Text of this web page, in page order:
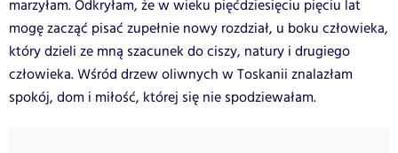
marzyłam. Odkryłam, że w wieku pięćdziesięciu pięciu lat
mogę zacząć pisać zupełnie nowy rozdział, u boku człowieka,
który dzieli ze mną szacunek do ciszy, natury i drugiego
człowieka. Wśród drzew oliwnych w Toskanii znalazłam
spokój, dom i miłość, której się nie spodziewałam.